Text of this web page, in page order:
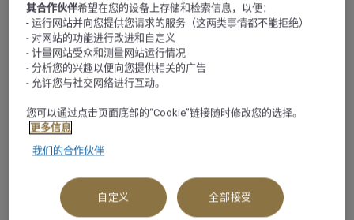
1/12
查看可订选项
餐厅和酒吧
其合作伙伴希望在您的设备上存储和检索信息，以便：
- 运行网站并向您提供您请求的服务（这两类事情都不能拒绝）
- 对网站的功能进行改进和自定义
- 计量网站受众和测量网站运行情况
- 分析您的兴趣以便向您提供相关的广告
- 允许您与社交网络进行互动。
您可以通过点击页面底部的“Cookie”链接随时修改您的选择。
更多信息
我们的合作伙伴
自定义 全部接受